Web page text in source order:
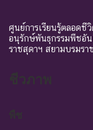
ศูนย์การเรียนรู้ตลอดชี
อนุรักษ์พันธุกรรมพืชอัน
ราชสุดาฯ สยามบรมรา
ชีวภาพ